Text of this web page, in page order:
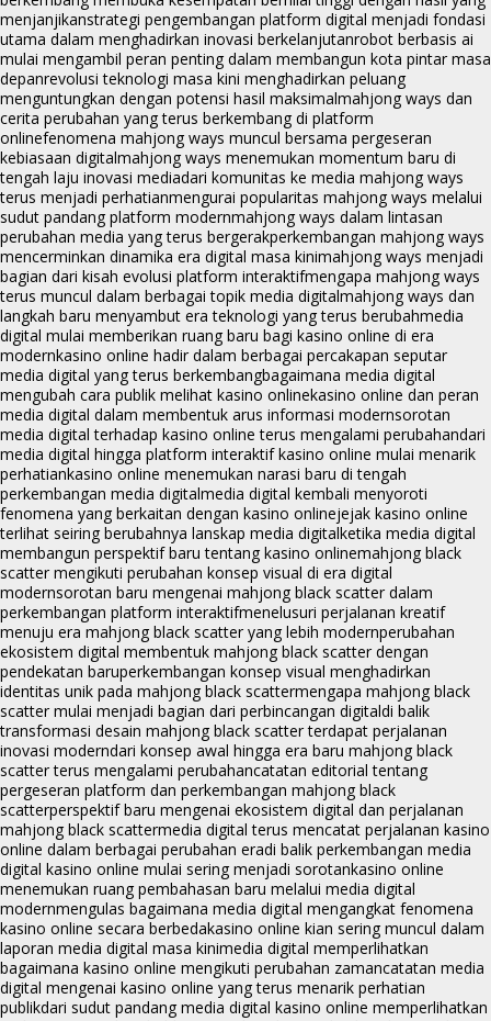
menjanjikanstrategi pengembangan platform digital menjadi fondasi
utama dalam menghadirkan inovasi berkelanjutanrobot berbasis ai
mulai mengambil peran penting dalam membangun kota pintar masa
depanrevolusi teknologi masa kini menghadirkan peluang
menguntungkan dengan potensi hasil maksimalmahjong ways dan
cerita perubahan yang terus berkembang di platform
onlinefenomena mahjong ways muncul bersama pergeseran
kebiasaan digitalmahjong ways menemukan momentum baru di
tengah laju inovasi mediadari komunitas ke media mahjong ways
terus menjadi perhatianmengurai popularitas mahjong ways melalui
sudut pandang platform modernmahjong ways dalam lintasan
perubahan media yang terus bergerakperkembangan mahjong ways
mencerminkan dinamika era digital masa kinimahjong ways menjadi
bagian dari kisah evolusi platform interaktifmengapa mahjong ways
terus muncul dalam berbagai topik media digitalmahjong ways dan
langkah baru menyambut era teknologi yang terus berubahmedia
digital mulai memberikan ruang baru bagi kasino online di era
modernkasino online hadir dalam berbagai percakapan seputar
media digital yang terus berkembangbagaimana media digital
mengubah cara publik melihat kasino onlinekasino online dan peran
media digital dalam membentuk arus informasi modernsorotan
media digital terhadap kasino online terus mengalami perubahandari
media digital hingga platform interaktif kasino online mulai menarik
perhatiankasino online menemukan narasi baru di tengah
perkembangan media digitalmedia digital kembali menyoroti
fenomena yang berkaitan dengan kasino onlinejejak kasino online
terlihat seiring berubahnya lanskap media digitalketika media digital
membangun perspektif baru tentang kasino onlinemahjong black
scatter mengikuti perubahan konsep visual di era digital
modernsorotan baru mengenai mahjong black scatter dalam
perkembangan platform interaktifmenelusuri perjalanan kreatif
menuju era mahjong black scatter yang lebih modernperubahan
ekosistem digital membentuk mahjong black scatter dengan
pendekatan baruperkembangan konsep visual menghadirkan
identitas unik pada mahjong black scattermengapa mahjong black
scatter mulai menjadi bagian dari perbincangan digitaldi balik
transformasi desain mahjong black scatter terdapat perjalanan
inovasi moderndari konsep awal hingga era baru mahjong black
scatter terus mengalami perubahancatatan editorial tentang
pergeseran platform dan perkembangan mahjong black
scatterperspektif baru mengenai ekosistem digital dan perjalanan
mahjong black scattermedia digital terus mencatat perjalanan kasino
online dalam berbagai perubahan eradi balik perkembangan media
digital kasino online mulai sering menjadi sorotankasino online
menemukan ruang pembahasan baru melalui media digital
modernmengulas bagaimana media digital mengangkat fenomena
kasino online secara berbedakasino online kian sering muncul dalam
laporan media digital masa kinimedia digital memperlihatkan
bagaimana kasino online mengikuti perubahan zamancatatan media
digital mengenai kasino online yang terus menarik perhatian
publikdari sudut pandang media digital kasino online memperlihatkan